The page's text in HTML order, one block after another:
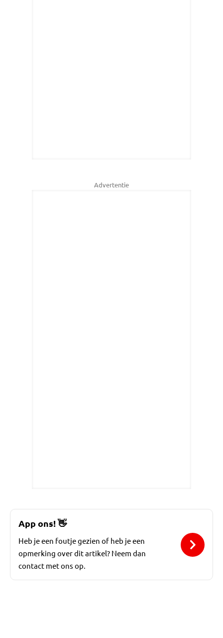
Advertentie
App ons!👋
Heb je een foutje gezien of heb je een
opmerking over dit artikel? Neem dan
contact met ons op.